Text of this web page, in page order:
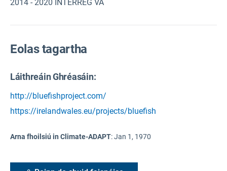
2014 - 2020 INTERREG VA
Eolas tagartha
Láithreáin Ghréasáin:
http://bluefishproject.com/
https://irelandwales.eu/projects/bluefish
Arna fhoilsiú in Climate-ADAPT:Jan 1, 1970